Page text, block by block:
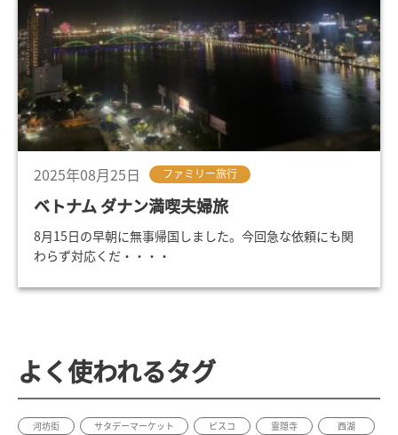
2025年08月25日 ファミリー旅行
ベトナム ダナン満喫夫婦旅
8月15日の早朝に無事帰国しました。今回急な依頼にも関
わらず対応くだ・・・・
よく使われるタグ
河坊街 サタデーマーケット ピスコ 霊隠寺 西湖